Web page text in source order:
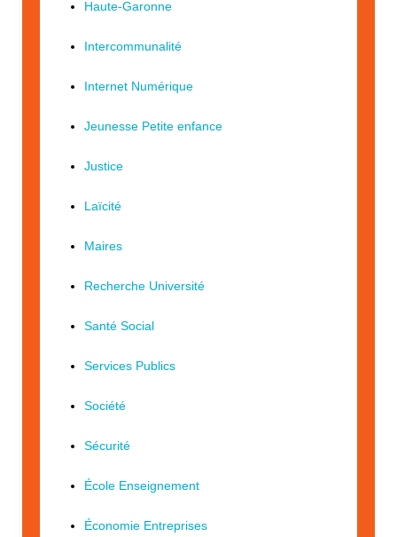
Haute-Garonne
Intercommunalité
Internet Numérique
Jeunesse Petite enfance
Justice
Laïcité
Maires
Recherche Université
Santé Social
Services Publics
Société
Sécurité
École Enseignement
Économie Entreprises